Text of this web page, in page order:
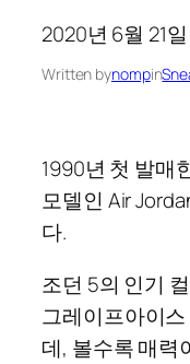
2020년 6월 21일
Written bynompin
1990년 첫 발매
모델인 Air
다.
조던 5의 인기
그레이프아이
데, 볼수록 매력